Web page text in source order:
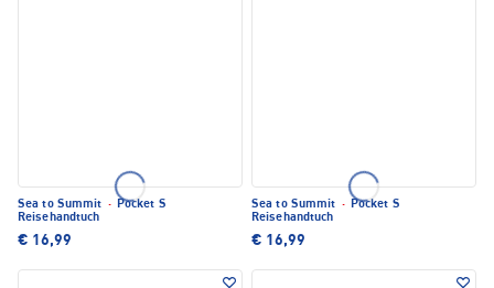
Sea to Summit · Pocket S
Reisehandtuch
€ 16,99
Sea to Summit · Pocket S
Reisehandtuch
€ 16,99